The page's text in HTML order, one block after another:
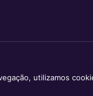
utilizamos